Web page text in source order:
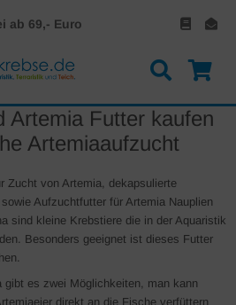
ab 69,- Euro
Artemia Futter kaufen
Artemiaaufzucht
Zucht von Artemia, dekapsulierte
Aufzuchtfutter für Artemia Nauplien
sind kleine Krebstiere die in der Aquaristik
Besonders geeignet ist dieses Futter
gibt es zwei Möglichkeiten, man kann
direkt an die Fische verfüttern